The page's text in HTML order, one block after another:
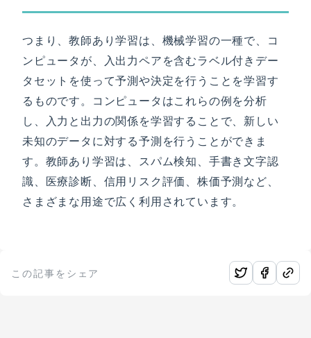
つまり、教師あり学習は、機械学習の一種で、コ
ンピュータが、入出力ペアを含むラベル付きデー
タセットを使って予測や決定を行うことを学習す
るものです。コンピュータはこれらの例を分析
し、入力と出力の関係を学習することで、新しい
未知のデータに対する予測を行うことができま
す。教師あり学習は、スパム検知、手書き文字認
識、医療診断、信用リスク評価、株価予測など、
さまざまな用途で広く利用されています。
この記事をシェア